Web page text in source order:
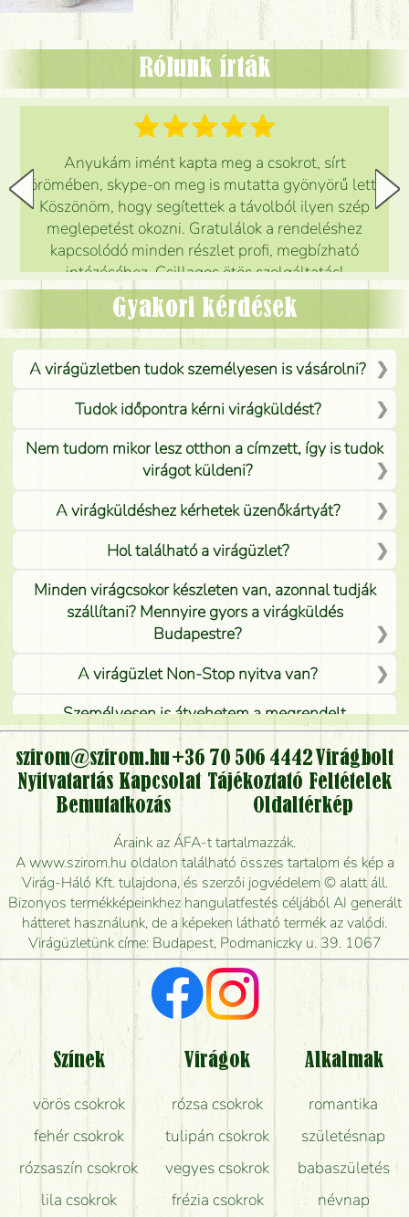
Rólunk írták
Anyukám imént kapta meg a csokrot, sírt
örömében, skype-on meg is mutatta gyönyörű lett.
Köszönöm, hogy segítettek a távolból ilyen szép
meglepetést okozni. Gratulálok a rendeléshez
kapcsolódó minden részlet profi, megbízható
intézéséhez. Csillagos ötös szolgáltatás!
Mónika
Gyakori kérdések
A virágüzletben tudok személyesen is vásárolni?
Tudok időpontra kérni virágküldést?
Nem tudom mikor lesz otthon a címzett, így is tudok
virágot küldeni?
A virágküldéshez kérhetek üzenőkártyát?
Hol található a virágüzlet?
Minden virágcsokor készleten van, azonnal tudják
szállítani? Mennyire gyors a virágküldés
Budapestre?
A virágüzlet Non-Stop nyitva van?
Személyesen is átvehetem a megrendelt
virágcsokrot, vagy csak virágküldéssel, kiszállítással
kérhető?
Vidékre is lehet rendelni?
Meddig rendelhetek virágküldést úgy, hogy még ma
kiszállítsák?
Mennyire gyorsan tudják elkészíteni a csokrot, és
mikor tudják leghamarabb kiszállítani?
Vörös rózsát keresek, van önöknél?
Milyen visszajelzést kapok a virágküldésről?
Tényleg azt kapom, ami a képen van?
Mit kell tudni a virágcsokrok szállításáról?
Hogy marad a lehető legtovább friss a csokor?
Tudok adventi koszorút vásárolni boltban?
szirom@szirom.hu +36 70 506 4442Virágbolt
Nyitvatartás Kapcsolat Tájékoztató Feltételek
Bemutatkozás
Oldaltérkép
Áraink az ÁFA-t tartalmazzák.
A www.szirom.hu oldalon található összes tartalom és kép a
Virág-Háló Kft. tulajdona, és szerzői jogvédelem © alatt áll.
Bizonyos termékképeinkhez hangulatfestés céljából AI generált
hátteret használunk, de a képeken látható termék az valódi.
Virágüzletünk címe: Budapest, Podmaniczky u. 39. 1067
Színek
vörös csokrok
fehér csokrok
rózsaszín csokrok
lila csokrok
Virágok
rózsa csokrok
tulipán csokrok
vegyes csokrok
frézia csokrok
Alkalmak
romantika
születésnap
babaszületés
névnap